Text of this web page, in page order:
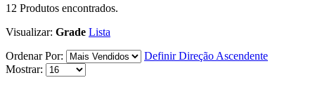
12 Produtos encontrados.
Visualizar: Grade Lista
Ordenar Por:
Definir Direção Ascendente
Mostrar: